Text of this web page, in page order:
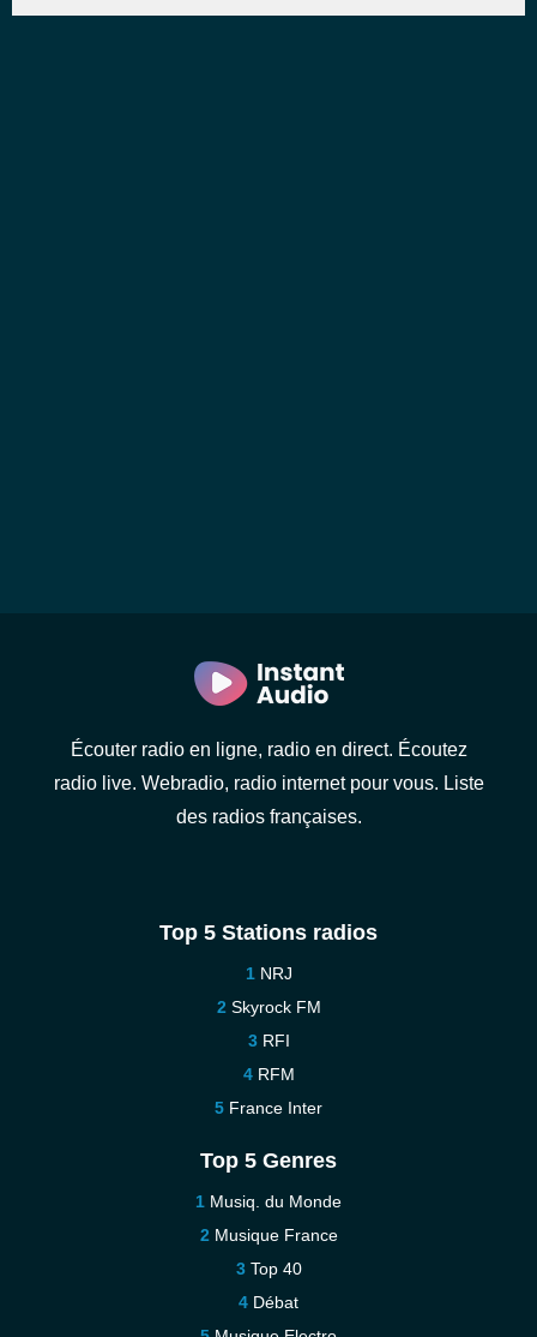
Écouter radio en ligne, radio en direct. Écoutez
radio live. Webradio, radio internet pour vous. Liste
des radios françaises.
Top 5 Stations radios
NRJ
Skyrock FM
RFI
RFM
France Inter
Top 5 Genres
Musiq. du Monde
Musique France
Top 40
Débat